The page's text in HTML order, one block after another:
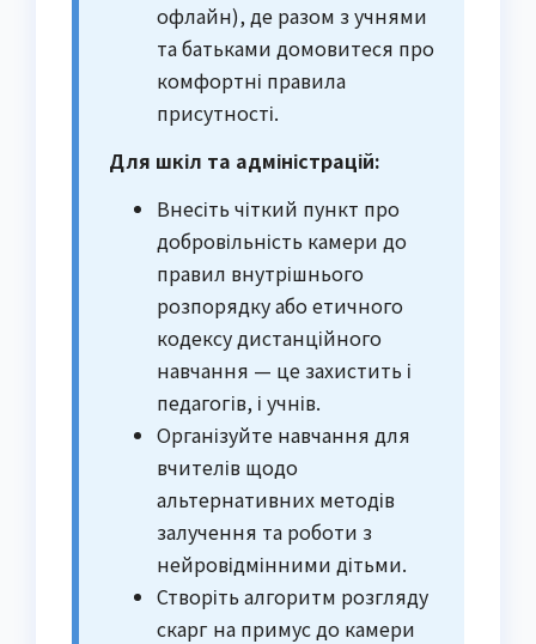
офлайн), де разом з учнями
та батьками домовитеся про
комфортні правила
присутності.
Для шкіл та адміністрацій:
Внесіть чіткий пункт про
добровільність камери до
правил внутрішнього
розпорядку або етичного
кодексу дистанційного
навчання — це захистить і
педагогів, і учнів.
Організуйте навчання для
вчителів щодо
альтернативних методів
залучення та роботи з
нейровідмінними дітьми.
Створіть алгоритм розгляду
скарг на примус до камери